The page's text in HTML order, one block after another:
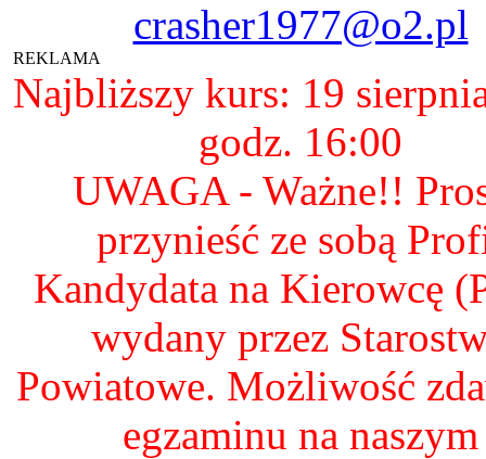
crasher1977@o2.pl
REKLAMA
Najbliższy kurs: 19
godz. 16:00
UWAGA - Ważne!!
przynieść ze sobą
Kandydata na Kierowcę
wydany przez
Powiatowe. Możliwość
egzaminu na naszym